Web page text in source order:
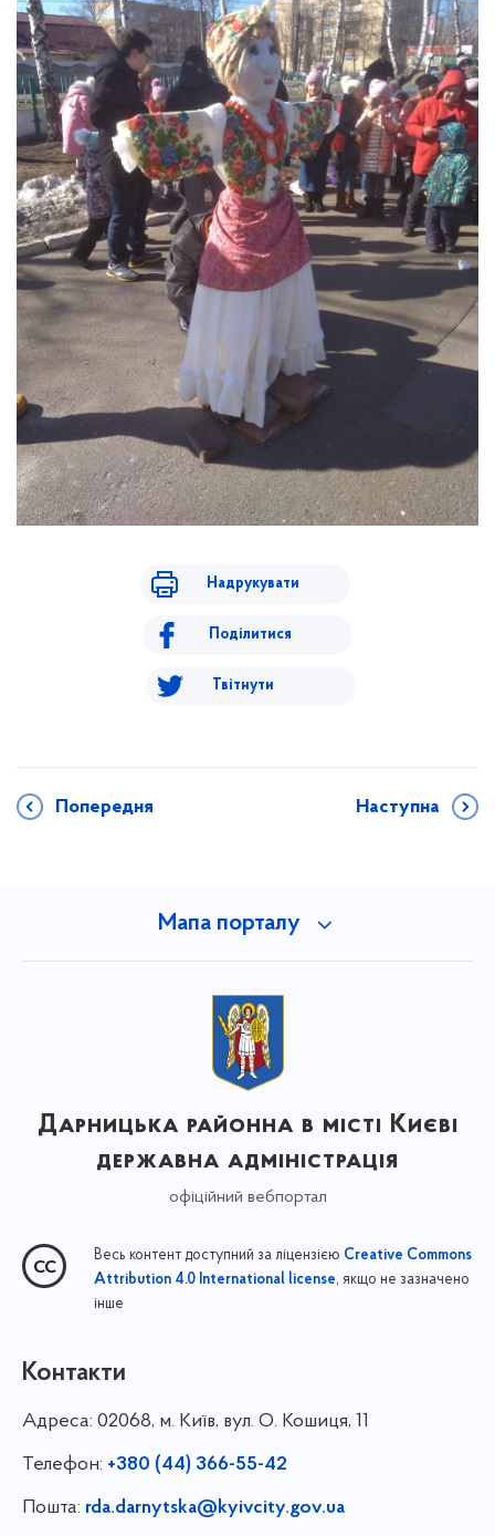
Надрукувати
Поділитися
Твітнути
Попередня Наступна
Мапа порталу
Дарницька районна в місті Києві
державна адміністрація
офіційний вебпортал
Весь контент доступний за ліцензією Creative Commons
Attribution 4.0 International license, якщо не зазначено
інше
Контакти
Адреса: 02068, м. Київ, вул. О. Кошиця, 11
Телефон: +380 (44) 366-55-42
Пошта: rda.darnytska@kyivcity.gov.ua